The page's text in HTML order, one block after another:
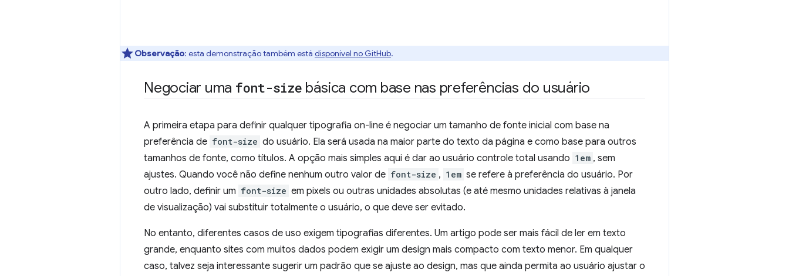
Observação: esta demonstração também está disponível no GitHub.
Negociar uma font-size básica com base nas preferências do usuário
A primeira etapa para definir qualquer tipografia on-line é negociar um tamanho de fonte inicial com base na
preferência de font-size do usuário. Ela será usada na maior parte do texto da página e como base para outros
tamanhos de fonte, como títulos. A opção mais simples aqui é dar ao usuário controle total usando 1em , sem
ajustes. Quando você não define nenhum outro valor de font-size , 1em se refere à preferência do usuário. Por
outro lado, definir um font-size em pixels ou outras unidades absolutas (e até mesmo unidades relativas à janela
de visualização) vai substituir totalmente o usuário, o que deve ser evitado.
No entanto, diferentes casos de uso exigem tipografias diferentes. Um artigo pode ser mais fácil de ler em texto
grande, enquanto sites com muitos dados podem exigir um design mais compacto com texto menor. Em qualquer
caso, talvez seja interessante sugerir um padrão que se ajuste ao design, mas que ainda permita ao usuário ajustar o